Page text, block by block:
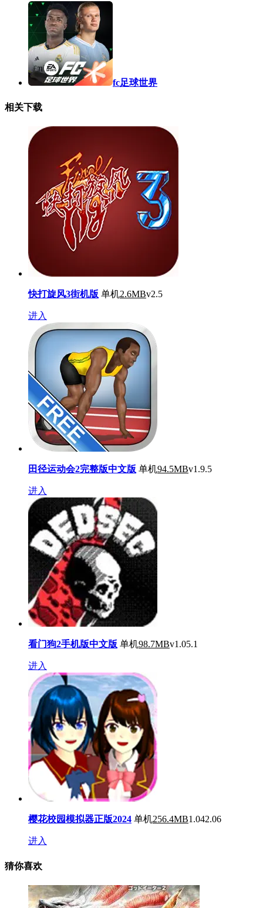
fc足球世界
相关下载
快打旋风3街机版 单机2.6MBv2.5
进入
田径运动会2完整版中文版 单机94.5MBv1.9.5
进入
看门狗2手机版中文版 单机98.7MBv1.05.1
进入
樱花校园模拟器正版2024 单机256.4MB1.042.06
进入
猜你喜欢